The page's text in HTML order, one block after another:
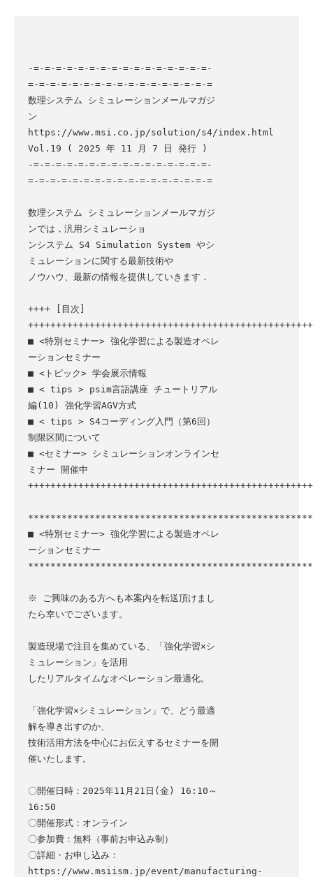
-=-=-=-=-=-=-=-=-=-=-=-=-=-=-=-=-
=-=-=-=-=-=-=-=-=-=-=-=-=-=-=-=-=
数理システム シミュレーションメールマガジ
ン
https://www.msi.co.jp/solution/s4/index.html
Vol.19 ( 2025 年 11 月 7 日 発行 )
-=-=-=-=-=-=-=-=-=-=-=-=-=-=-=-=-
=-=-=-=-=-=-=-=-=-=-=-=-=-=-=-=-=
数理システム シミュレーションメールマガジ
ンでは，汎用シミュレーショ
ンシステム S4 Simulation System やシ
ミュレーションに関する最新技術や
ノウハウ、最新の情報を提供していきます．
++++ [目次]
■ <特別セミナー> 強化学習による製造オペレ
ーションセミナー
■ <トピック> 学会展示情報
■ < tips > psim言語講座 チュートリアル
編(10) 強化学習AGV方式
■ < tips > S4コーディング入門（第6回）
制限区間について
■ <セミナー> シミュレーションオンラインセ
ミナー 開催中
■ <特別セミナー> 強化学習による製造オペレ
ーションセミナー
※ ご興味のある方へも本案内を転送頂けまし
たら幸いでございます。
製造現場で注目を集めている、「強化学習×シ
ミュレーション」を活用
したリアルタイムなオペレーション最適化。
「強化学習×シミュレーション」で、どう最適
解を導き出すのか、
技術活用方法を中心にお伝えするセミナーを開
催いたします。
〇開催日時：2025年11月21日(金) 16:10～
16:50
〇開催形式：オンライン
〇参加費：無料（事前お申込み制）
〇詳細・お申し込み：
https://www.msiism.jp/event/manufacturing-